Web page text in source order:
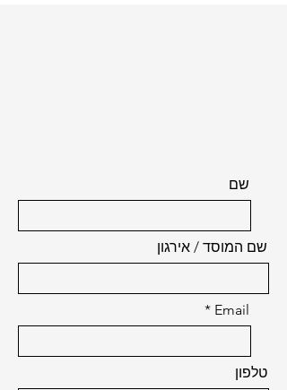
שם
שם המוסד / אירגון
Email
טלפון